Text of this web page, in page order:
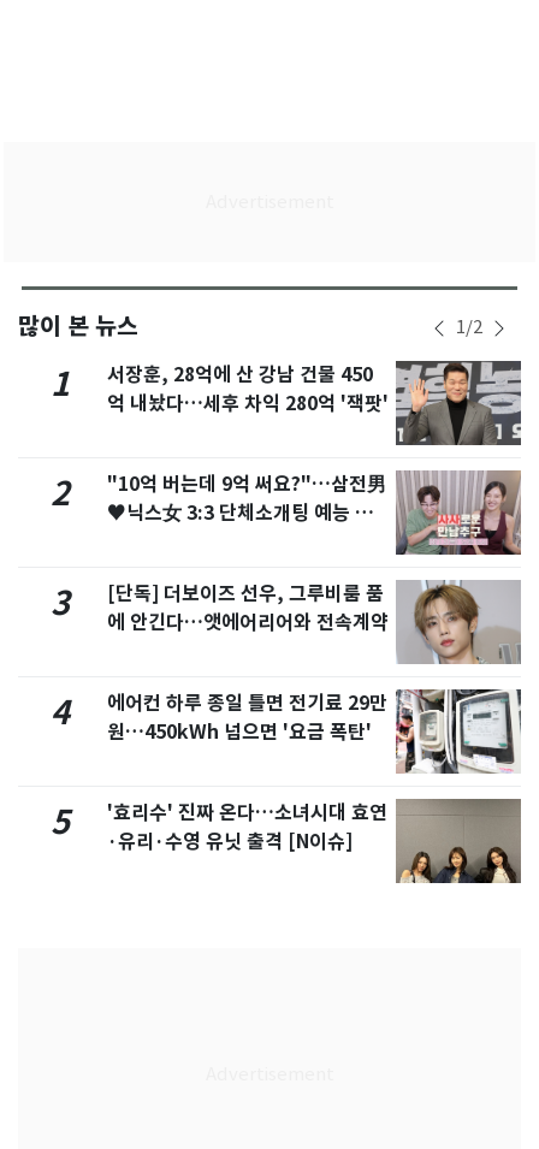
많이 본 뉴스 1/2
1
서장훈, 28억에 산 강남 건물 450
억 내놨다…세후 차익 280억 '잭팟'
2
"10억 버는데 9억 써요?"…삼전男
♥닉스女 3:3 단체소개팅 예능 화
3
[단독] 더보이즈 선우, 그루비룸 품
에 안긴다…앳에어리어와 전속계약
4
에어컨 하루 종일 틀면 전기료 29만
원…450kWh 넘으면 '요금 폭탄'
5
'효리수' 진짜 온다…소녀시대 효연
·유리·수영 유닛 출격 [N이슈]